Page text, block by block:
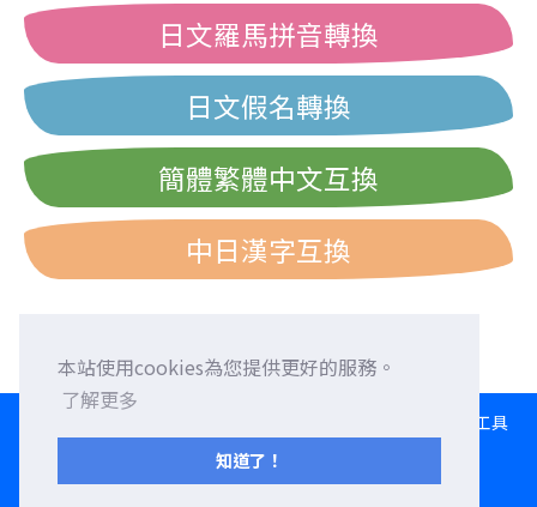
本站使用cookies為您提供更好的服務。
了解更多
知道了！
日文羅馬拼音轉換
日文假名轉換
簡體繁體中文互換
中日漢字互換
轉換工具
日文打字練習 西曆/和曆/民國曆對照表